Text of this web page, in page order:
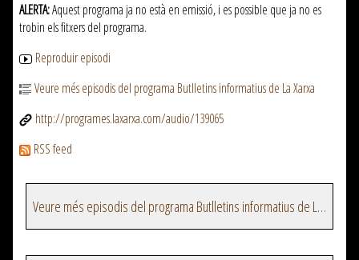
ALERTA:Aquest programa ja no està en emissió, i es possible que ja no es
trobin els fitxers del programa.
Reproduir episodi
Veure més episodis del programa Butlletins informatius de La Xarxa
http://programes.laxarxa.com/audio/139065
RSS feed
Veure més episodis del programa Butlletins informatius de La Xarxa